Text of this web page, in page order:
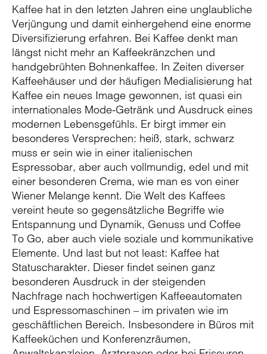
Kaffee hat in den letzten Jahren eine unglaubliche
Verjüngung und damit einhergehend eine enorme
Diversifizierung erfahren. Bei Kaffee denkt man
längst nicht mehr an Kaffeekränzchen und
handgebrühten Bohnenkaffee. In Zeiten diverser
Kaffeehäuser und der häufigen Medialisierung hat
Kaffee ein neues Image gewonnen, ist quasi ein
internationales Mode-Getränk und Ausdruck eines
modernen Lebensgefühls. Er birgt immer ein
besonderes Versprechen: heiß, stark, schwarz
muss er sein wie in einer italienischen
Espressobar, aber auch vollmundig, edel und mit
einer besonderen Crema, wie man es von einer
Wiener Melange kennt. Die Welt des Kaffees
vereint heute so gegensätzliche Begriffe wie
Entspannung und Dynamik, Genuss und Coffee
To Go, aber auch viele soziale und kommunikative
Elemente. Und last but not least: Kaffee hat
Statuscharakter. Dieser findet seinen ganz
besonderen Ausdruck in der steigenden
Nachfrage nach hochwertigen Kaffeeautomaten
und Espressomaschinen – im privaten wie im
geschäftlichen Bereich. Insbesondere in Büros mit
Kaffeeküchen und Konferenzräumen,